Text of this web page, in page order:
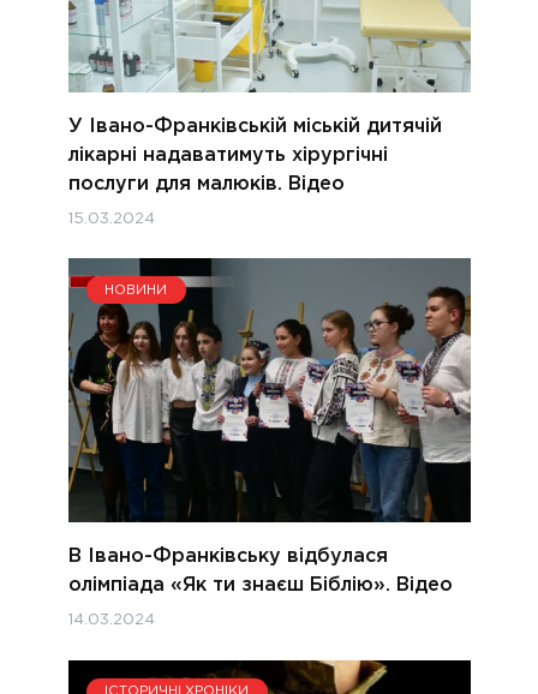
У Івано-Франківській міській дитячій
лікарні надаватимуть хірургічні
послуги для малюків. Відео
15.03.2024
НОВИНИ
В Івано-Франківську відбулася
олімпіада «Як ти знаєш Біблію». Відео
14.03.2024